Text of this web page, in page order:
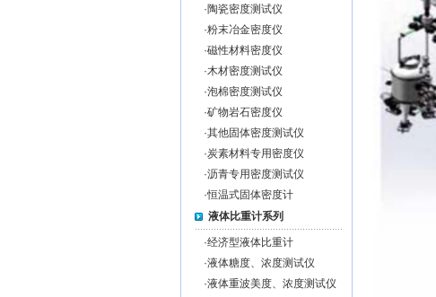
·陶瓷密度测试仪
·粉末冶金密度仪
·磁性材料密度仪
·木材密度测试仪
·泡棉密度测试仪
·矿物岩石密度仪
·其他固体密度测试仪
·炭素材料专用密度仪
·沥青专用密度测试仪
·恒温式固体密度计
液体比重计系列
·经济型液体比重计
·液体糖度、浓度测试仪
·液体重波美度、浓度测试仪